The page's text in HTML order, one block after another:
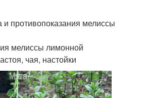
противопоказания мелиссы
мелиссы лимонной
чая, настойки